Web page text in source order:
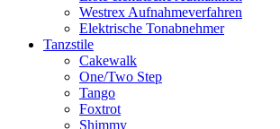
Westrex Aufnahmeverfahren
Elektrische Tonabnehmer
Tanzstile
Cakewalk
One/Two Step
Tango
Foxtrot
Shimmy